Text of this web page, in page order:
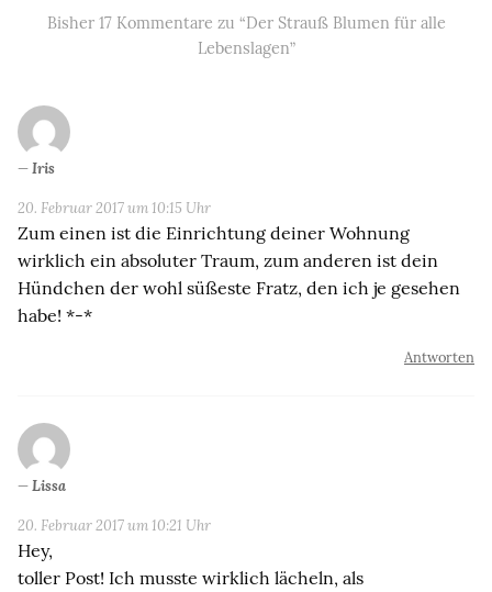
Bisher 17 Kommentare zu “Der Strauß Blumen für alle
Lebenslagen”
Iris
20. Februar 2017 um 10:15 Uhr
Zum einen ist die Einrichtung deiner Wohnung
wirklich ein absoluter Traum, zum anderen ist dein
Hündchen der wohl süßeste Fratz, den ich je gesehen
habe! *-*
Antworten
Lissa
20. Februar 2017 um 10:21 Uhr
Hey,
toller Post! Ich musste wirklich lächeln, als